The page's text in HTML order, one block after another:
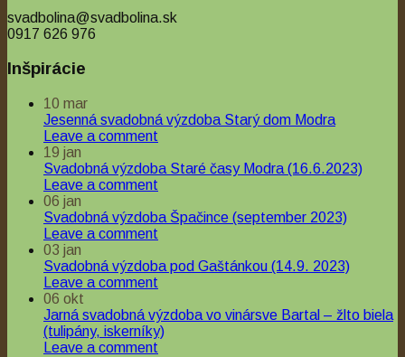
svadbolina@svadbolina.sk
0917 626 976
Inšpirácie
10 mar
Jesenná svadobná výzdoba Starý dom Modra
Leave a comment
19 jan
Svadobná výzdoba Staré časy Modra (16.6.2023)
Leave a comment
06 jan
Svadobná výzdoba Špačince (september 2023)
Leave a comment
03 jan
Svadobná výzdoba pod Gaštánkou (14.9. 2023)
Leave a comment
06 okt
Jarná svadobná výzdoba vo vinársve Bartal – žlto biela
(tulipány, iskerníky)
Leave a comment